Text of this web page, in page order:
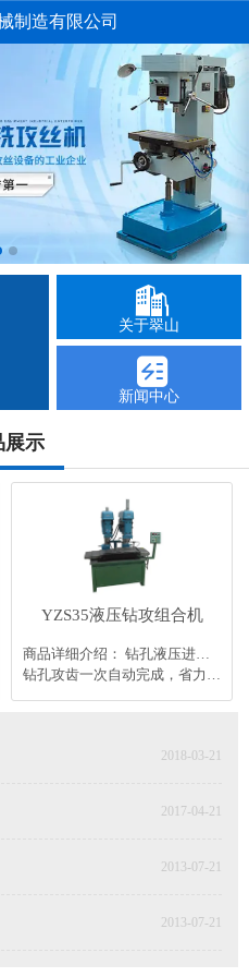
制造有限公司
关于翠山
新闻中心
展示
YZS35液压钻攻组合机
商品详细介绍： 钻孔液压进刀，攻齿丝套进刀变频调速，进给稳定。
钻孔攻齿一次自动完成，省力高效。也可单机使用。
2018-03-21
2017-04-21
2013-07-21
2013-07-21